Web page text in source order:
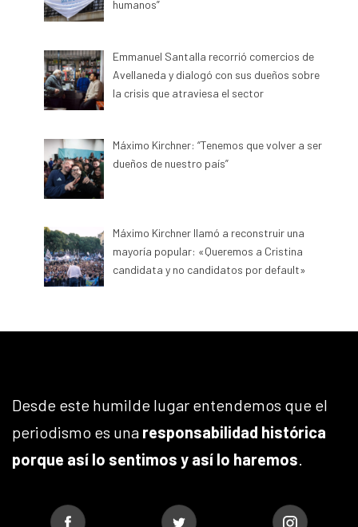
humanos”
Emmanuel Santalla recorrió comercios de
Avellaneda y dialogó con sus dueños sobre
la crisis que atraviesa el sector
Máximo Kirchner: “Tenemos que volver a ser
dueños de nuestro país”
Máximo Kirchner llamó a reconstruir una
mayoría popular: «Queremos a Cristina
candidata y no candidatos por default»
Desde este humilde lugar entendemos que el
periodismo es una responsabilidad histórica
porque así lo sentimos y así lo haremos.